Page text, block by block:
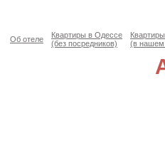
Об отеле
Квартиры в Одессе
(без посредников)
(в нашем